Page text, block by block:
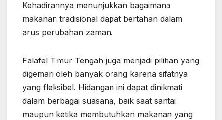
Kehadirannya menunjukkan bagaimana
makanan tradisional dapat bertahan dalam
arus perubahan zaman.
Falafel Timur Tengah juga menjadi pilihan yang
digemari oleh banyak orang karena sifatnya
yang fleksibel. Hidangan ini dapat dinikmati
dalam berbagai suasana, baik saat santai
maupun ketika membutuhkan makanan yang